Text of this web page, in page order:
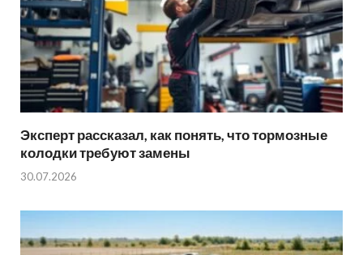
Эксперт рассказал, как понять, что тормозные
колодки требуют замены
30.07.2026